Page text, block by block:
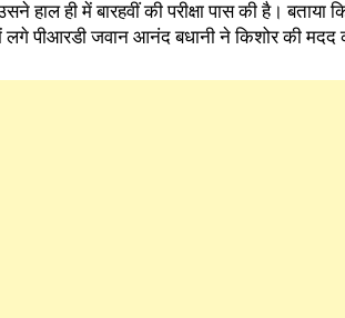
हाल ही में बारहवीं की परीक्षा पास की है।
लगे पीआरडी जवान आनंद बधानी ने किशोर की मदद